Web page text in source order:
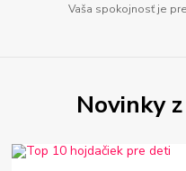
Vaša spokojnosť je
Novinky